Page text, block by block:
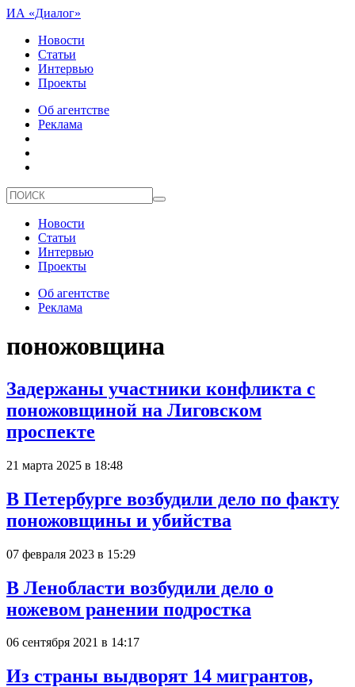
ИА «Диалог»
Новости
Статьи
Интервью
Проекты
Об агентстве
Реклама
Новости
Статьи
Интервью
Проекты
Об агентстве
Реклама
поножовщина
Задержаны участники конфликта с
поножовщиной на Лиговском
проспекте
21 марта 2025 в 18:48
В Петербурге возбудили дело по факту
поножовщины и убийства
07 февраля 2023 в 15:29
В Ленобласти возбудили дело о
ножевом ранении подростка
06 сентября 2021 в 14:17
Из страны выдворят 14 мигрантов,